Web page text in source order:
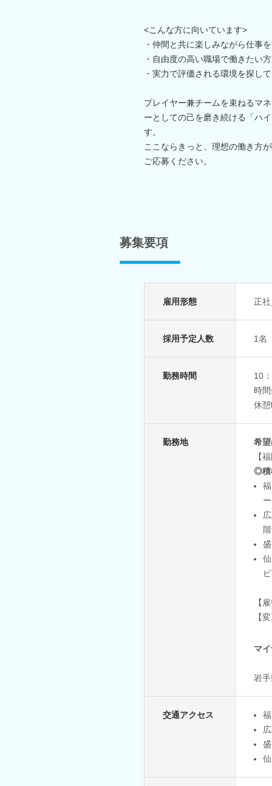
<こんな方に向いています>
・仲間と共に楽しみながら仕事
・自由度の高い職場で働きたい方
・実力で評価される環境を探し
プレイヤー兼チームを束ねるマ
ーとしての己を磨き続ける「ハ
す。
ここならきっと、理想の働き方
ご応募ください。
募集要項
雇用形態 正
採用予定人数 1名
勤務時間
10
時
休
勤務地
希
【
◎積
階
【
【
マ
岩
交通アクセス